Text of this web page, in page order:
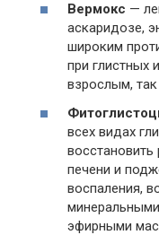
Вермокс —
аскаридозе,
широким
при глистных
взрослым,
всех видах
восстановить
печени и
воспаления,
эфирными